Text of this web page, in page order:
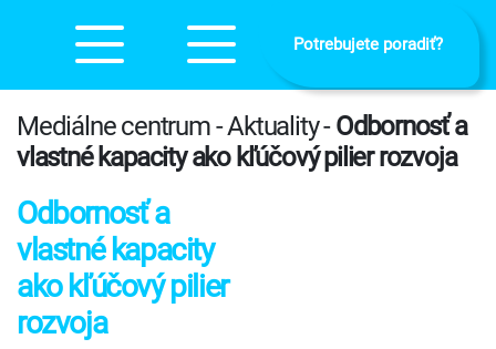
Potrebujete poradiť?
Mediálne centrum - Aktuality -Odbornosť a
vlastné kapacity ako kľúčový pilier rozvoja
Odbornosť a
vlastné kapacity
ako kľúčový pilier
rozvoja